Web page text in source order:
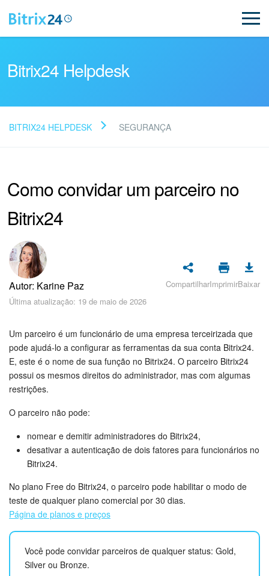
Novo
Cadastro e Login no Bitrix24
Segurança
Como Começar?
Feed
Messenger
Bitrix24 Collabs
Calendário
E-mail
Grupos de trabalho
Tarefas e Projetos
Bitrix24 Helpdesk
BITRIX24 HELPDESK SEGURANÇA
Como convidar um parceiro no
Bitrix24
Autor: Karine Paz
Última atualização: 19 de maio de 2026
CompartilharImprimirBaixar
Um parceiro é um funcionário de uma empresa terceirizada que
pode ajudá-lo a configurar as ferramentas da sua conta Bitrix24.
E, este é o nome de sua função no Bitrix24. O parceiro Bitrix24
possui os mesmos direitos do administrador, mas com algumas
restrições.
O parceiro não pode:
nomear e demitir administradores do Bitrix24,
desativar a autenticação de dois fatores para funcionários no
Bitrix24.
No plano Free do Bitrix24, o parceiro pode habilitar o modo de
teste de qualquer plano comercial por 30 dias.
Página de planos e preços
Você pode convidar parceiros de qualquer status: Gold,
Silver ou Bronze.